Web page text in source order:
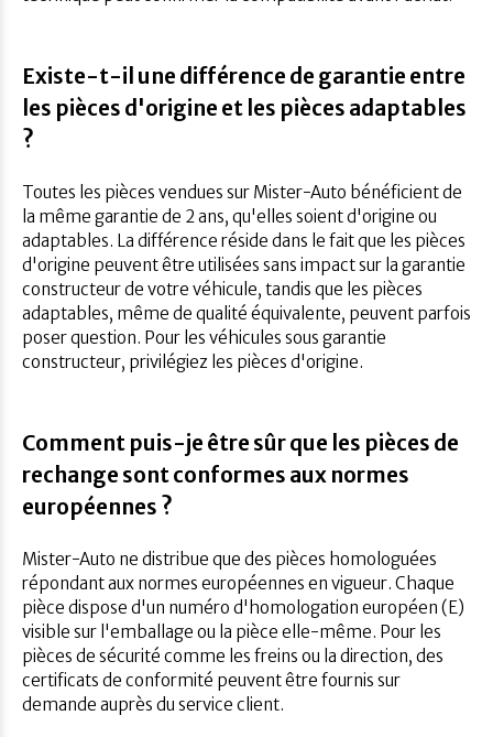
Existe-t-il une différence de garantie entre
les pièces d'origine et les pièces adaptables
?
Toutes les pièces vendues sur Mister-Auto bénéficient de
la même garantie de 2 ans, qu'elles soient d'origine ou
adaptables. La différence réside dans le fait que les pièces
d'origine peuvent être utilisées sans impact sur la garantie
constructeur de votre véhicule, tandis que les pièces
adaptables, même de qualité équivalente, peuvent parfois
poser question. Pour les véhicules sous garantie
constructeur, privilégiez les pièces d'origine.
Comment puis-je être sûr que les pièces de
rechange sont conformes aux normes
européennes ?
Mister-Auto ne distribue que des pièces homologuées
répondant aux normes européennes en vigueur. Chaque
pièce dispose d'un numéro d'homologation européen (E)
visible sur l'emballage ou la pièce elle-même. Pour les
pièces de sécurité comme les freins ou la direction, des
certificats de conformité peuvent être fournis sur
demande auprès du service client.